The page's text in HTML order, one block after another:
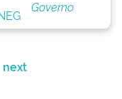
Governo
next